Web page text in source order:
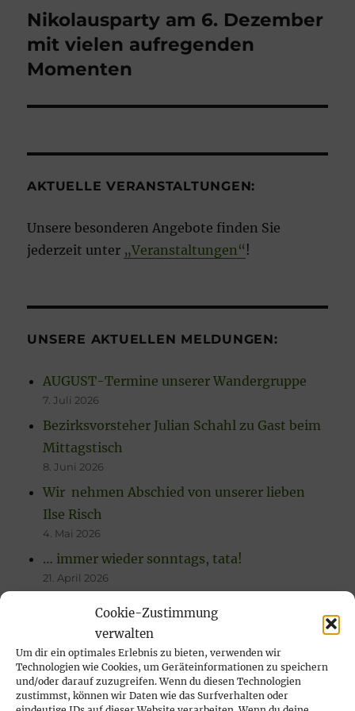
Cookie-Zustimmung
verwalten
Um dir ein optimales Erlebnis zu bieten, verwenden wir
Technologien wie Cookies, um Geräteinformationen zu speichern
und/oder darauf zuzugreifen. Wenn du diesen Technologien
zustimmst, können wir Daten wie das Surfverhalten oder
Nikolausparty am 6. Dezember
mit vielen aufregenden
Momenten
AKTUELLE VERANSTALTUNGEN:
Unsere besonderen Angebote finden Sie
jederzeit unter „Veranstaltungen“ !
UNSERE AKTUELLEN MELDUNGEN:
AUGUST-Termine unserer Wandergruppe
7. Juli 2026
Bezirksvorsteher Julian Schahl zu Gast beim
Mittagstisch
8. Juni 2026
Wir nehmen Abschied von unserer lieben
Ilse Risch
4. Mai 2026
… immer wieder sonntags, tata!
21. April 2026
Rückblick auf das Karfreitags-Fischessen
Nachlese Rosenmontagsparty 2026: es
wurde gesungen, gelacht & geschunkelt!
23. Februar 2026